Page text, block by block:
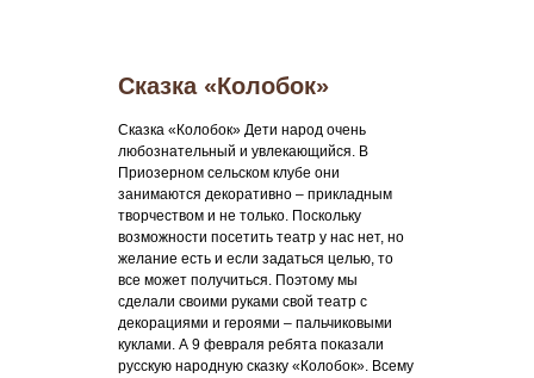
Сказка «Колобок»
Сказка «Колобок» Дети народ очень
любознательный и увлекающийся. В
Приозерном сельском клубе они
занимаются декоративно – прикладным
творчеством и не только. Поскольку
возможности посетить театр у нас нет, но
желание есть и если задаться целью, то
все может получиться. Поэтому мы
сделали своими руками свой театр с
декорациями и героями – пальчиковыми
куклами. А 9 февраля ребята показали
русскую народную сказку «Колобок». Всему